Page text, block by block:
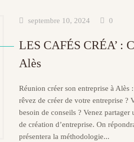
septembre 10, 2024 0
LES CAFÉS CRÉA’ :
Alès
Réunion créer son entreprise à
rêvez de créer de votre entreprise ?
besoin de conseils ? Venez
de création d’entreprise. On
présentera la méthodologie...